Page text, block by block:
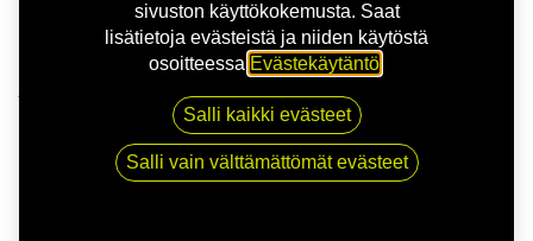
MSW 51 G.BLK | 8,5X20 5-120 E43,5 C72,56 60 8.5x20
5/120 ET43.5 CB72.6
sivuston käyttökokemusta. Saat
lisätietoja evästeistä ja niiden käytöstä
osoitteessa Evästekäytäntö
Salli kaikki evästeet
Salli vain välttämättömät evästeet